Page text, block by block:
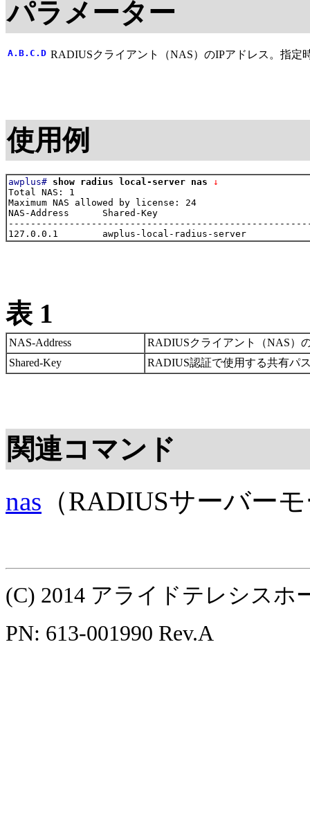
パラメーター
A.B.C.D RADIUSクライアント（NAS）のIPアドレス。指
使用例
awplus# show radius local-server nas ↓
Total NAS: 1
Maximum NAS allowed by license: 24
NAS-Address      Shared-Key
表 1
NAS-Address
RADIUSクライアント（NAS）
Shared-Key
RADIUS認証で使用する共有パ
関連コマンド
nas （RADIUSサーバー
(C) 2014 アライドテレシスホ
PN: 613-001990 Rev.A